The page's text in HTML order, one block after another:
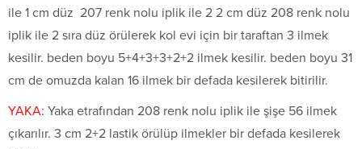
ile 1 cm düz 207 renk nolu iplik ile 2 2 cm düz 208 renk nolu
iplik ile 2 sıra düz örülerek kol evi için bir taraftan 3 ilmek
kesilir. beden boyu 5+4+3+3+2+2 ilmek kesilir. beden boyu 31
cm de omuzda kalan 16 ilmek bir defada kesilerek bitirilir.
YAKA: Yaka etrafından 208 renk nolu iplik ile şişe 56 ilmek
çıkarılır. 3 cm 2+2 lastik örülüp ilmekler bir defada kesilerek